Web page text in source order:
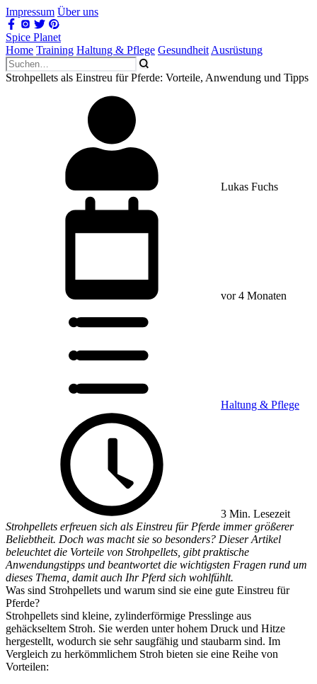
Impressum Über uns
Spice Planet
Home Training Haltung & Pflege Gesundheit Ausrüstung
Strohpellets als Einstreu für Pferde: Vorteile, Anwendung und Tipps
Lukas Fuchs
vor 4 Monaten
Haltung & Pflege
3 Min. Lesezeit
Strohpellets erfreuen sich als Einstreu für Pferde immer größerer
Beliebtheit. Doch was macht sie so besonders? Dieser Artikel
beleuchtet die Vorteile von Strohpellets, gibt praktische
Anwendungstipps und beantwortet die wichtigsten Fragen rund um
dieses Thema, damit auch Ihr Pferd sich wohlfühlt.
Was sind Strohpellets und warum sind sie eine gute Einstreu für
Pferde?
Strohpellets sind kleine, zylinderförmige Presslinge aus
gehäckseltem Stroh. Sie werden unter hohem Druck und Hitze
hergestellt, wodurch sie sehr saugfähig und staubarm sind. Im
Vergleich zu herkömmlichem Stroh bieten sie eine Reihe von
Vorteilen: